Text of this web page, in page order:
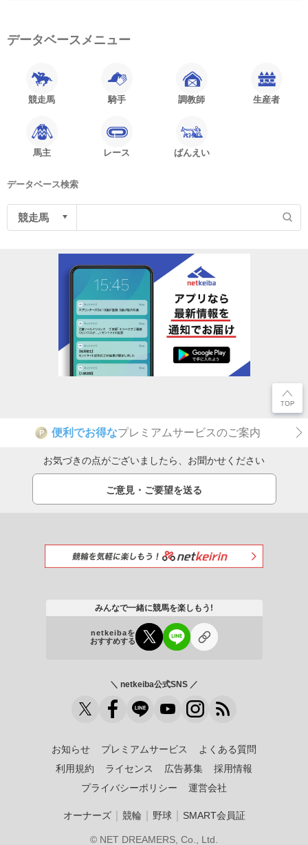
データベースメニュー
競走馬 騎手 調教師 生産者
馬主 レース ばんえい
データベース検索
P 便利でお得なプレミアムサービスのご案内
お気づきの点がございましたら、お聞かせください
ご意見・ご要望を送る
みんなで一緒に競馬を楽しもう!
netkeibaを
おすすめする
＼ netkeiba公式SNS ／
お知らせ プレミアムサービス
よくある質問
利用規約
ライセンス 広告募集
採用情報
プライバシーポリシー
運営会社
オーナーズ｜ 競輪 野球｜ SMART会員証
© NET DREAMERS, Co., Ltd.